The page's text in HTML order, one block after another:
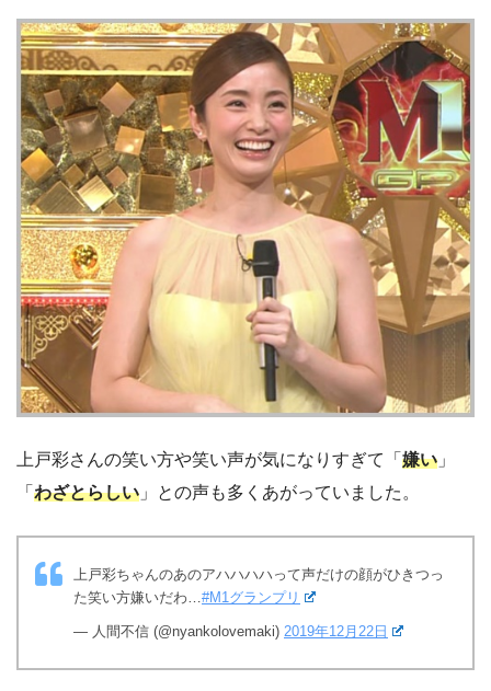
上戸彩さんの笑い方や笑い声が気になりすぎて「 嫌い 」
「 わざとらしい 」との声も多くあがっていました。
上戸彩ちゃんのあのアハハハハって声だけの顔がひきつっ
た笑い方嫌いだわ… #M1グランプリ
— 人間不信 (@nyankolovemaki) 2019年12月22日